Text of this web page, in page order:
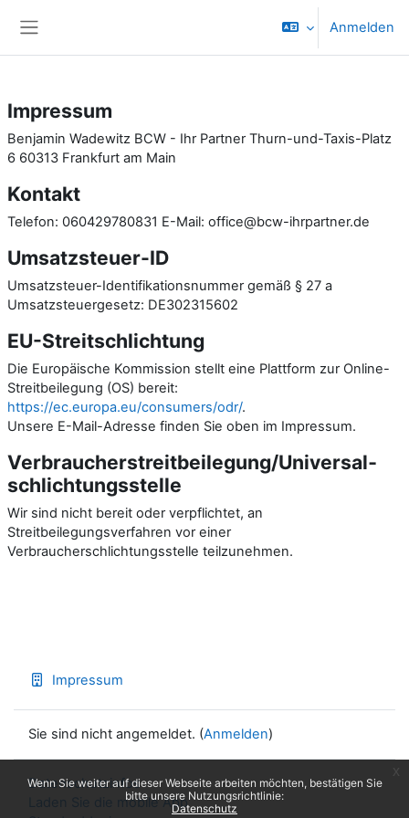
Wenn Sie weiter auf dieser Webseite arbeiten möchten, bestätigen Sie
bitte unsere Nutzungsrichtlinie:
Datenschutz
Anmelden
Impressum
Benjamin Wadewitz BCW - Ihr Partner Thurn-und-Taxis-Platz
6 60313 Frankfurt am Main
Kontakt
Telefon: 060429780831 E-Mail: office@bcw-ihrpartner.de
Umsatzsteuer-ID
Umsatzsteuer-Identifikationsnummer gemäß § 27 a
Umsatzsteuergesetz: DE302315602
EU-Streitschlichtung
Die Europäische Kommission stellt eine Plattform zur Online-
Streitbeilegung (OS) bereit:
https://ec.europa.eu/consumers/odr/.
Unsere E-Mail-Adresse finden Sie oben im Impressum.
Verbraucher­streit­beilegung/Universal­
schlichtungs­stelle
Wir sind nicht bereit oder verpflichtet, an
Streitbeilegungsverfahren vor einer
Verbraucherschlichtungsstelle teilzunehmen.
Impressum
Sie sind nicht angemeldet. (Anmelden)
Datenschutzinfos
Laden Sie die mobile App